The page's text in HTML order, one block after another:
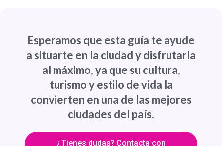
Esperamos que esta guía te ayude
a situarte en la ciudad y disfrutarla
al máximo, ya que su cultura,
turismo y estilo de vida la
convierten en una de las mejores
ciudades del país.
¿Tienes dudas? Contacta con